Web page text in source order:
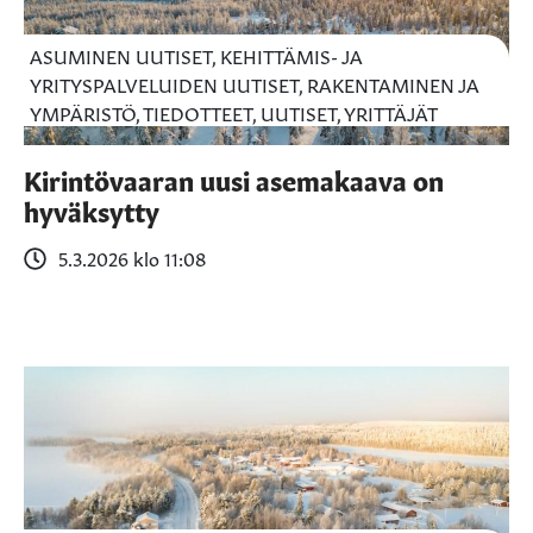
ASUMINEN UUTISET, KEHITTÄMIS- JA
YRITYSPALVELUIDEN UUTISET, RAKENTAMINEN JA
YMPÄRISTÖ, TIEDOTTEET, UUTISET, YRITTÄJÄT
Kirintövaaran uusi asemakaava on
hyväksytty
5.3.2026 klo 11:08